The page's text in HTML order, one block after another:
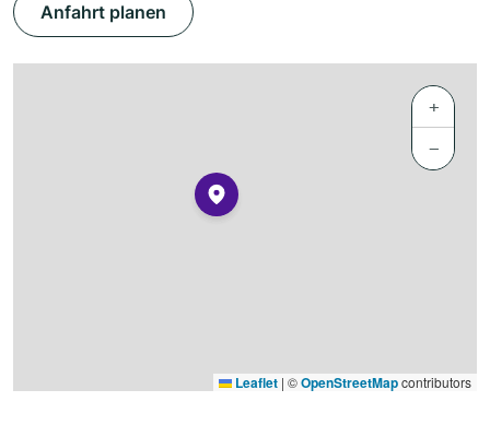
Anfahrt planen
+
−
Leaflet | ©OpenStreetMapcontributors